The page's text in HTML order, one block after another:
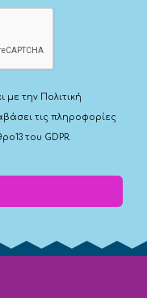
με την Πολιτική
τις πληροφορίες
του GDPR.